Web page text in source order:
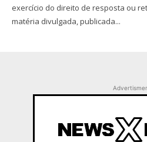
exercício do direito de resposta ou
matéria divulgada, publicada...